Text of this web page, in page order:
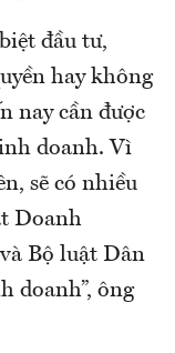
đầu tư,
hay không
nay cần được
doanh. Vì
sẽ có nhiều
Doanh
Bộ luật Dân
doanh”, ông